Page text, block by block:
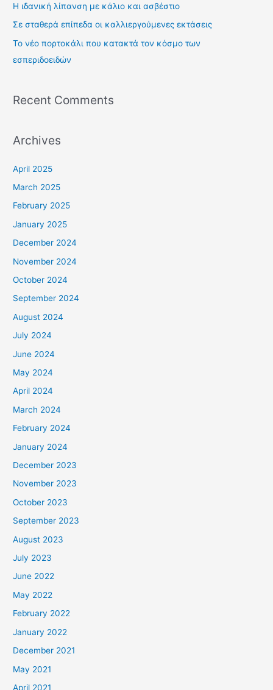
o
r
:
Η ιδανική λίπανση με κάλιο και ασβέστιο
Σε σταθερά επίπεδα οι καλλιεργούμενες εκτάσεις
Το νέο πορτοκάλι που κατακτά τον κόσμο των
εσπεριδοειδών
Recent Comments
Archives
April 2025
March 2025
February 2025
January 2025
December 2024
November 2024
October 2024
September 2024
August 2024
July 2024
June 2024
May 2024
April 2024
March 2024
February 2024
January 2024
December 2023
November 2023
October 2023
September 2023
August 2023
July 2023
June 2022
May 2022
February 2022
January 2022
December 2021
May 2021
April 2021